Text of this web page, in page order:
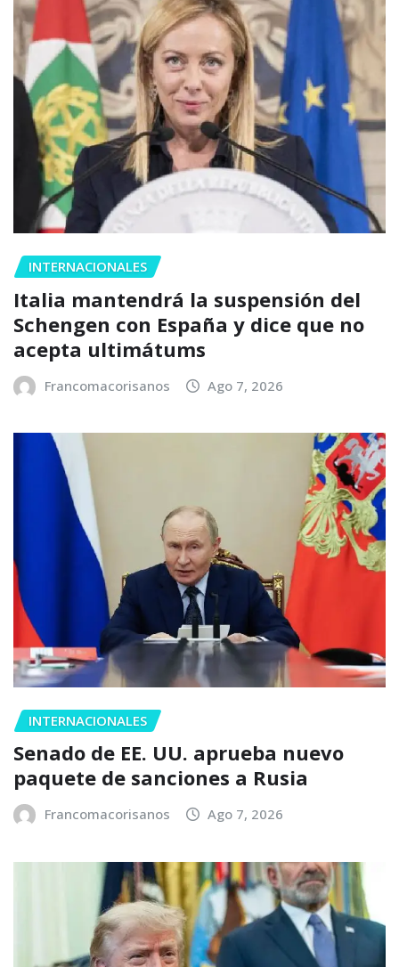
INTERNACIONALES
Italia mantendrá la suspensión del
Schengen con España y dice que no
acepta ultimátums
Francomacorisanos Ago 7, 2026
INTERNACIONALES
Senado de EE. UU. aprueba nuevo
paquete de sanciones a Rusia
Francomacorisanos Ago 7, 2026